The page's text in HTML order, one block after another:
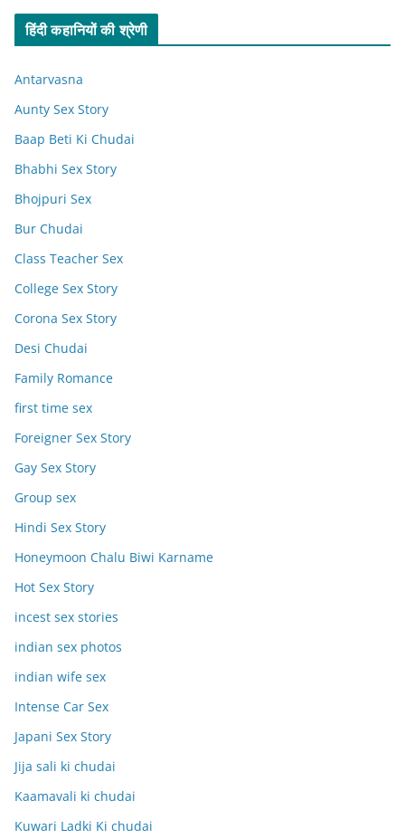
हिंदी कहानियों की श्रेणी
Antarvasna
Aunty Sex Story
Baap Beti Ki Chudai
Bhabhi Sex Story
Bhojpuri Sex
Bur Chudai
Class Teacher Sex
College Sex Story
Corona Sex Story
Desi Chudai
Family Romance
first time sex
Foreigner Sex Story
Gay Sex Story
Group sex
Hindi Sex Story
Honeymoon Chalu Biwi Karname
Hot Sex Story
incest sex stories
indian sex photos
indian wife sex
Intense Car Sex
Japani Sex Story
Jija sali ki chudai
Kaamavali ki chudai
Kuwari Ladki Ki chudai